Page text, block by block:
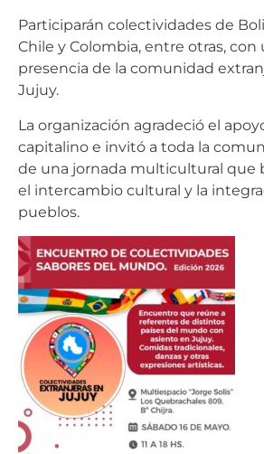
Participarán colectividades de
Chile y Colombia, entre otras,
presencia de la comunidad
Jujuy.
La organización agradeció el
capitalino e invitó a toda la
de una jornada multicultural que
el intercambio cultural y la
pueblos.